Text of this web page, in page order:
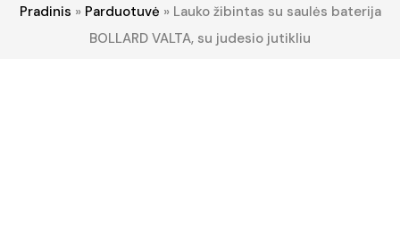
Pradinis » Parduotuvė » Lauko žibintas su saulės baterija
BOLLARD VALTA, su judesio jutikliu